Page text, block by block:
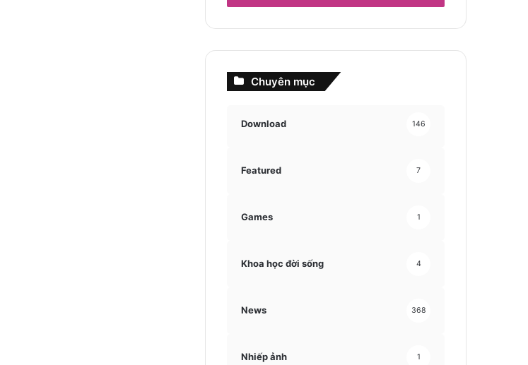
Chuyên mục
Download 146
Featured 7
Games 1
Khoa học đời sống 4
News 368
Nhiếp ảnh 1